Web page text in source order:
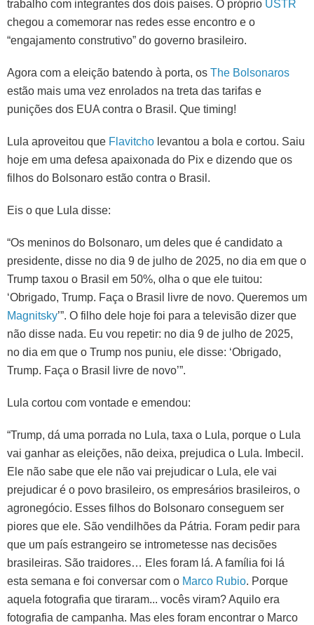
trabalho com integrantes dos dois países. O próprio USTR
chegou a comemorar nas redes esse encontro e o
“engajamento construtivo” do governo brasileiro.
Agora com a eleição batendo à porta, os The Bolsonaros
estão mais uma vez enrolados na treta das tarifas e
punições dos EUA contra o Brasil. Que timing!
Lula aproveitou que Flavitcho levantou a bola e cortou. Saiu
hoje em uma defesa apaixonada do Pix e dizendo que os
filhos do Bolsonaro estão contra o Brasil.
Eis o que Lula disse:
“Os meninos do Bolsonaro, um deles que é candidato a
presidente, disse no dia 9 de julho de 2025, no dia em que o
Trump taxou o Brasil em 50%, olha o que ele tuitou:
‘Obrigado, Trump. Faça o Brasil livre de novo. Queremos um
Magnitsky’”. O filho dele hoje foi para a televisão dizer que
não disse nada. Eu vou repetir: no dia 9 de julho de 2025,
no dia em que o Trump nos puniu, ele disse: ‘Obrigado,
Trump. Faça o Brasil livre de novo’”.
Lula cortou com vontade e emendou:
“Trump, dá uma porrada no Lula, taxa o Lula, porque o Lula
vai ganhar as eleições, não deixa, prejudica o Lula. Imbecil.
Ele não sabe que ele não vai prejudicar o Lula, ele vai
prejudicar é o povo brasileiro, os empresários brasileiros, o
agronegócio. Esses filhos do Bolsonaro conseguem ser
piores que ele. São vendilhões da Pátria. Foram pedir para
que um país estrangeiro se intrometesse nas decisões
brasileiras. São traidores… Eles foram lá. A família foi lá
esta semana e foi conversar com o Marco Rubio. Porque
aquela fotografia que tiraram... vocês viram? Aquilo era
fotografia de campanha. Mas eles foram encontrar o Marco